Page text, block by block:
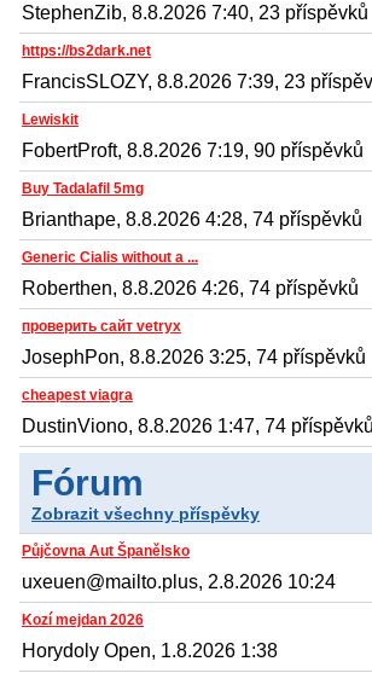
StephenZib, 8.8.2026 7:40, 23 příspěvků
https://bs2dark.net
FrancisSLOZY, 8.8.2026 7:39, 23
Lewiskit
FobertProft, 8.8.2026 7:19, 90 příspěvků
Buy Tadalafil 5mg
Brianthape, 8.8.2026 4:28, 74 příspěvků
Generic Cialis without a ...
Roberthen, 8.8.2026 4:26, 74 příspěvků
проверить сайт vetryx
JosephPon, 8.8.2026 3:25, 74 příspěvků
cheapest viagra
DustinViono, 8.8.2026 1:47, 74 příspěvků
Fórum
Zobrazit všechny příspěvky
Půjčovna Aut Španělsko
uxeuen@mailto.plus, 2.8.2026 10:24
Kozí mejdan 2026
Horydoly Open, 1.8.2026 1:38